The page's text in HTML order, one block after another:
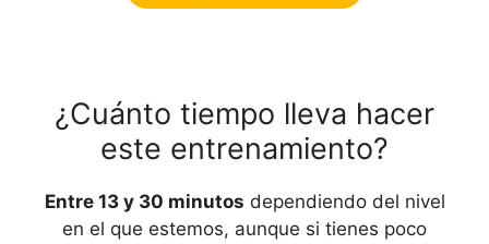
¿Cuánto tiempo lleva hacer
este entrenamiento?
Entre 13 y 30 minutos dependiendo del nivel
en el que estemos, aunque si tienes poco